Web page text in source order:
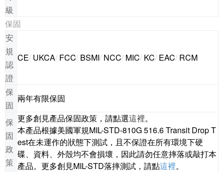
級
保固
安
規
認
證
CE/ UKCA/ FCC/ BSMI/ NCC/ MIC/ KC/ EAC/ RCM
保
固
兩年有限保固
保
固
政
策
更多創見產品保固政策，請點選這裡。
本產品根據美國軍規MIL-STD-810G 516.6 Transit Drop T
est在未運作的狀態下測試，且不保證在所有環境下硬
碟、資料、外殼均不會損壞，因此請勿任意摔落或敲打本
產品。更多創見MIL-STD落摔測試，請點這裡。